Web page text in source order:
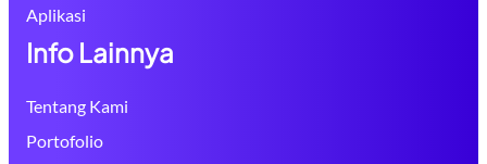
Aplikasi
Info Lainnya
Tentang Kami
Portofolio